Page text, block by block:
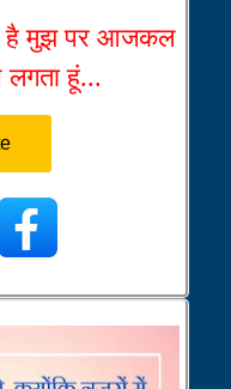
है मुझ पर आजकल
लगता हूं...